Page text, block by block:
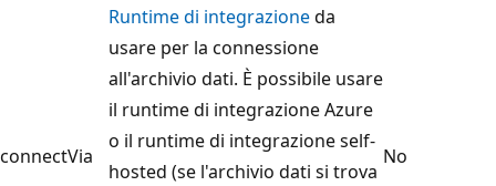
connectVia
Runtime di integrazioneda
usare per la connessione
all'archivio dati. È possibile usare
il runtime di integrazione Azure
o il runtime di integrazione self-
hosted (se l'archivio dati si trova
No